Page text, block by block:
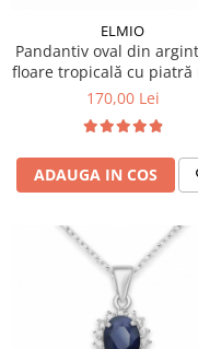
Vezi toate
BRATARI
Bratari Argint
Bratari de Mana
Bratari de Glezna
Bratari cu Pietre
Vezi toate
VEZI TOATE BIJUTERIILE
Colectia „ Bijuterii cu
Vezi toate
Cadouri Craciun
Cadouri de Lux
Cadouri Corporate
Vezi toate
ELMIO
Pandantiv oval din
floare tropicală cu piatră
170,00 Lei
ADAUGA IN COS